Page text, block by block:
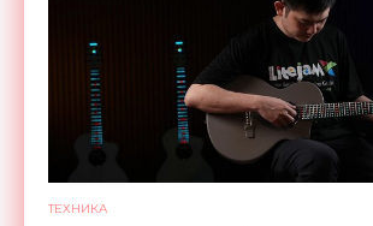
ТЕХНИКА